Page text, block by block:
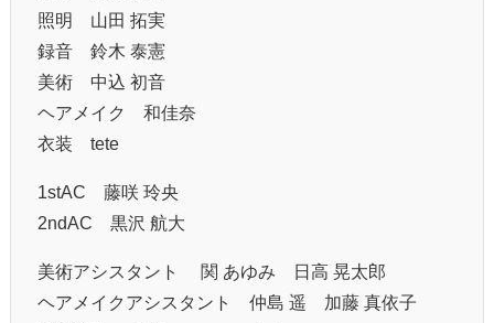
照明 山田 拓実
録音 鈴木 泰憲
美術 中込 初音
ヘアメイク 和佳奈
衣装 tete
1stAC 藤咲 玲央
2ndAC 黒沢 航大
美術アシスタント 関 あゆみ 日高 晃太郎
ヘアメイクアシスタント 仲島 遥 加藤 真依子